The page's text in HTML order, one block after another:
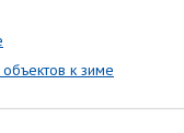
к зиме